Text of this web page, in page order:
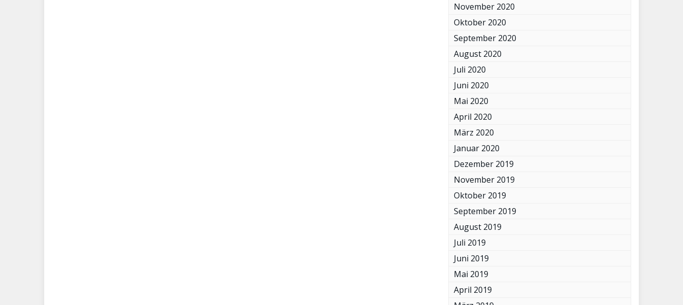
November 2020
Oktober 2020
September 2020
August 2020
Juli 2020
Juni 2020
Mai 2020
April 2020
März 2020
Januar 2020
Dezember 2019
November 2019
Oktober 2019
September 2019
August 2019
Juli 2019
Juni 2019
Mai 2019
April 2019